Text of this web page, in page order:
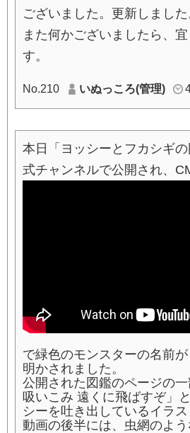
ございました。更新しました
また何かございましたら、
す。
No.210 いぬっころ(管理)
本日「ヨッシーとフカシギ
式チャンネルで公開され、
で緑色のモンスターの名前
明かされました。
公開された図鑑のページの
吸いこみ 遠くに飛ばすぞ」
シーを吐き出しているイラス
動画の後半には、虫網のよ